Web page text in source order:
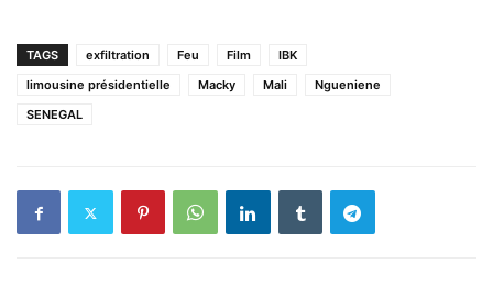
TAGS exfiltration Feu Film
IBK
limousine présidentielle
Macky Mali
Ngueniene
SENEGAL